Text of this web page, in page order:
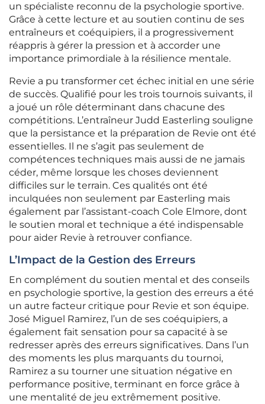
un spécialiste reconnu de la psychologie sportive.
Grâce à cette lecture et au soutien continu de ses
entraîneurs et coéquipiers, il a progressivement
réappris à gérer la pression et à accorder une
importance primordiale à la résilience mentale.
Revie a pu transformer cet échec initial en une série
de succès. Qualifié pour les trois tournois suivants, il
a joué un rôle déterminant dans chacune des
compétitions. L’entraîneur Judd Easterling souligne
que la persistance et la préparation de Revie ont été
essentielles. Il ne s’agit pas seulement de
compétences techniques mais aussi de ne jamais
céder, même lorsque les choses deviennent
difficiles sur le terrain. Ces qualités ont été
inculquées non seulement par Easterling mais
également par l’assistant-coach Cole Elmore, dont
le soutien moral et technique a été indispensable
pour aider Revie à retrouver confiance.
L’Impact de la Gestion des Erreurs
En complément du soutien mental et des conseils
en psychologie sportive, la gestion des erreurs a été
un autre facteur critique pour Revie et son équipe.
José Miguel Ramirez, l’un de ses coéquipiers, a
également fait sensation pour sa capacité à se
redresser après des erreurs significatives. Dans l’un
des moments les plus marquants du tournoi,
Ramirez a su tourner une situation négative en
performance positive, terminant en force grâce à
une mentalité de jeu extrêmement positive.